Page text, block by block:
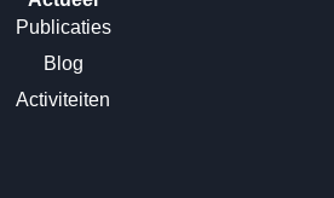
Publicaties
Blog
Activiteiten